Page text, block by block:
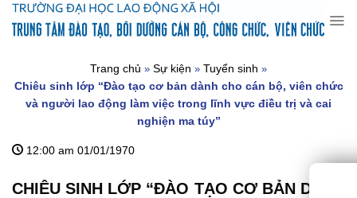
Chuyển
đến
Trang chủ » Sự kiện » Tuyển sinh »
Chiêu sinh lớp “Đào tạo cơ bản dành cho cán bộ, viên chức
và người lao động làm việc trong lĩnh vực điều trị và cai
nghiện ma túy”
12:00 am 01/01/1970
CHIÊU SINH LỚP “ĐÀO TẠO CƠ BẢN DÀNH